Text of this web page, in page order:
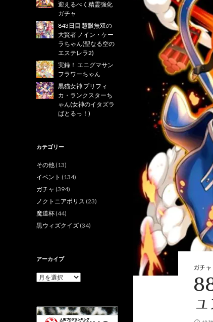
ガチャ
迎えるべく精霊強化
ガチャ
843日目 慧眼無双の
大賢者 ノイン・ケー
ラちゃん(聖なる空の
エステレラ2)
実録！ エニグマサン
フラワーちゃん
黒猫女神 プリフィ
カ・ランクスターち
ゃん(女神のイタズラ
ばとるっ！)
カテゴリー
その他 (13)
イベント (134)
ガチャ (394)
ノクトニアポリス (23)
魔道杯 (44)
黒ウィズクイズ (34)
アーカイブ
ア
ブ